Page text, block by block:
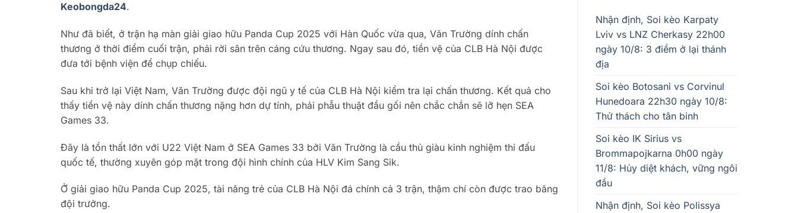
Keobongda24.
Như đã biết, ở trận hạ màn giải giao hữu Panda Cup 2025 với Hàn Quốc vừa qua, Văn Trường dính chấn
thương ở thời điểm cuối trận, phải rời sân trên cáng cứu thương. Ngay sau đó, tiền vệ của CLB Hà Nội được
đưa tới bệnh viện để chụp chiếu.
Sau khi trở lại Việt Nam, Văn Trường được đội ngũ y tế của CLB Hà Nội kiểm tra lại chấn thương. Kết quả cho
thấy tiền vệ này dính chấn thương nặng hơn dự tính, phải phẫu thuật đầu gối nên chắc chắn sẽ lỡ hẹn SEA
Games 33.
Đây là tổn thất lớn với U22 Việt Nam ở SEA Games 33 bởi Văn Trường là cầu thủ giàu kinh nghiệm thi đấu
quốc tế, thường xuyên góp mặt trong đội hình chính của HLV Kim Sang Sik.
Ở giải giao hữu Panda Cup 2025, tài năng trẻ của CLB Hà Nội đá chính cả 3 trận, thậm chí còn được trao băng
đội trưởng.
Nhận định, Soi kèo Karpaty
Lviv vs LNZ Cherkasy 22h00
ngày 10/8: 3 điểm ở lại thánh
địa
Soi kèo Botosani vs Corvinul
Hunedoara 22h30 ngày 10/8:
Thử thách cho tân binh
Soi kèo IK Sirius vs
Brommapojkarna 0h00 ngày
11/8: Hủy diệt khách, vững ngôi
đầu
Nhận định, Soi kèo Polissya